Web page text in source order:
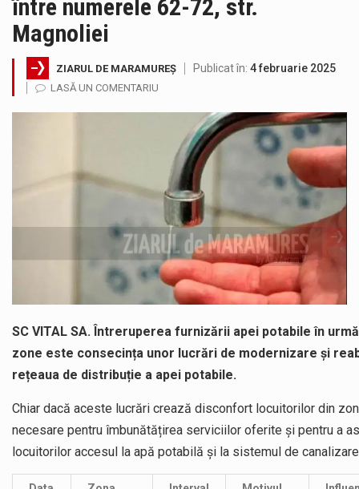
Pompierii militari si un echipaj SMURD au intervenit in aceasta dimineata la degajarea unei persoane care a fost găsită spânzurată…
Liceul Ucrainean „Taras Șevcenko” din Sighetu Marmației, singurul liceu din România cu predare în limba ucraineană, are potențialul de a-și…
Proiectul pentru reconstrucția definitivă a podului peste râul Săsar din Baia Mare avansează într-o nouă etapă concretă. După asigurarea finanțării…
între numerele 62-72, str.
Magnoliei
ZIARUL DE MARAMUREȘ Publicat în: 4 februarie 2025
LASĂ UN COMENTARIU
SC VITAL SA. Întreruperea furnizării apei potabile în
zone este consecința unor lucrări de modernizare și
rețeaua de distribuție a apei potabile.
Chiar dacă aceste lucrări crează disconfort locuitorilor din
necesare pentru îmbunătățirea serviciilor oferite și pentru a
locuitorilor accesul la apă potabilă și la sistemul de